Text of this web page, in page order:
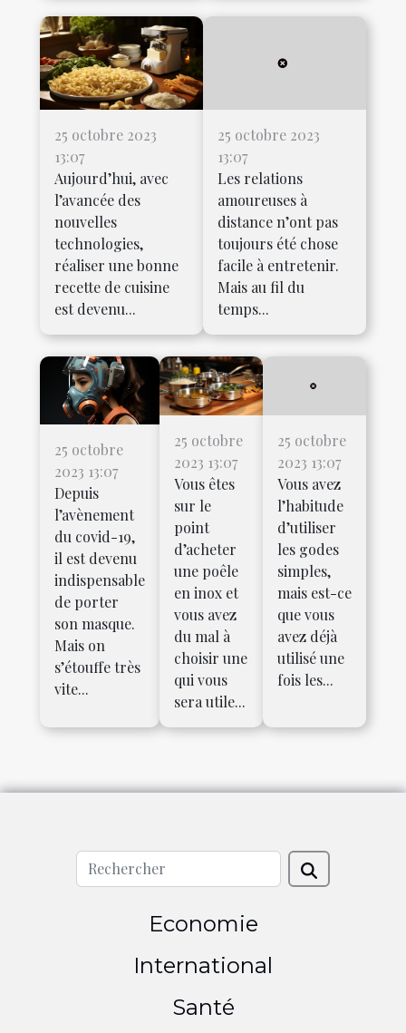
25 octobre 2023
13:07
Aujourd’hui, avec
l’avancée des
nouvelles
technologies,
réaliser une bonne
recette de cuisine
est devenu...
25 octobre 2023
13:07
Les relations
amoureuses à
distance n’ont pas
toujours été chose
facile à entretenir.
Mais au fil du
temps...
25 octobre
2023 13:07
Depuis
l’avènement
du covid-19,
il est devenu
indispensable
de porter
son masque.
Mais on
s’étouffe très
vite...
25 octobre
2023 13:07
Vous êtes
sur le
point
d’acheter
une poêle
en inox et
vous avez
du mal à
choisir une
qui vous
sera utile...
25 octobre
2023 13:07
Vous avez
l’habitude
d’utiliser
les godes
simples,
mais est-ce
que vous
avez déjà
utilisé une
fois les...
Economie
International
Santé